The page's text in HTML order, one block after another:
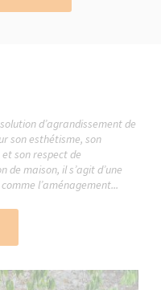
d’agrandissement de
son esthétisme, son
son respect de
de maison, il s’agit d’une
l’aménagement...